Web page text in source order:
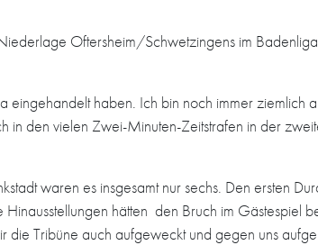
Oftersheim/Schwetzingens im
haben. Ich bin noch immer ziemlich
in den vielen Zwei-Minuten-Zeitstrafen in der
waren es insgesamt nur sechs. Den ersten
hätten den Bruch im Gästespiel
die Tribüne auch aufgeweckt und gegen uns